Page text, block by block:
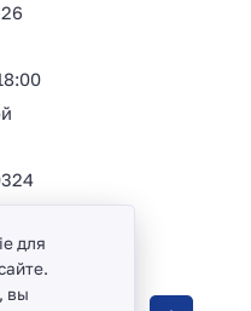
для
вы